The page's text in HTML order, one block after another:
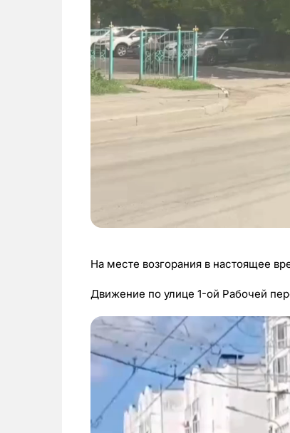
На месте возгорания в настоящее
Движение по улице 1-ой Рабочей